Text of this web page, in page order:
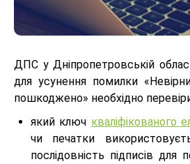
ДПС у Дніпропетровській
для усунення помилки
пошкоджено» необхідно
який ключ кваліфікованого
чи печатки
послідовність підписів для